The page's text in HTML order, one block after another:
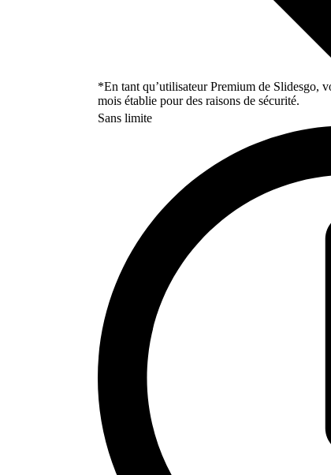
*En tant qu’utilisateur Premium de Slidesgo,
mois établie pour des raisons de sécurité.
Sans limite